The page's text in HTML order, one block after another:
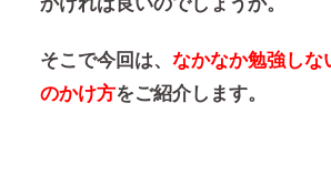
そこで今回は、 なかなか勉強しな
のかけ方をご紹介します。